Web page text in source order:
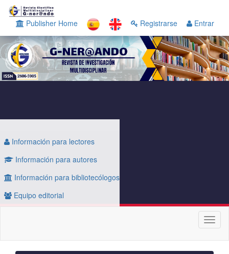
Navegación
principal
Contenido
principal
Barra
lateral
Publisher Home Registrarse Entrar
Información para lectores
Información para autores
Información para bibliotecólogos
Equipo editorial